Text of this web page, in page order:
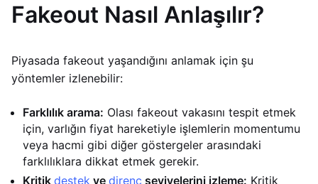
Fakeout Nasıl Anlaşılır?
Piyasada fakeout yaşandığını anlamak için şu
yöntemler izlenebilir:
Farklılık arama: Olası fakeout vakasını tespit etmek
için, varlığın fiyat hareketiyle işlemlerin momentumu
veya hacmi gibi diğer göstergeler arasındaki
farklılıklara dikkat etmek gerekir.
Kritik destek ve direnç seviyelerini izleme: Kritik